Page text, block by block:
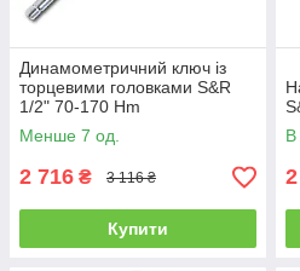
Динамометричний ключ із
торцевими головками S&R
1/2" 70-170 Hm
Менше 7 од.
2 716 ₴ 3 116 ₴
Купити
В